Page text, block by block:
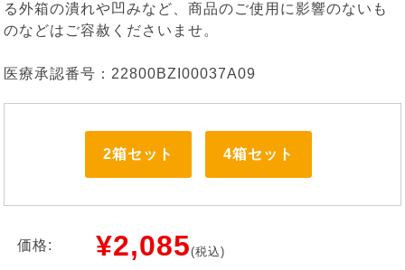
る外箱の潰れや凹みなど、商品のご使用に影響のないも
のなどはご容赦くださいませ。
医療承認番号：22800BZI00037A09
2箱セット 4箱セット
価格: ¥2,085(税込)